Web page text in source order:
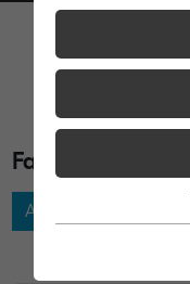
Farbe:
Alle